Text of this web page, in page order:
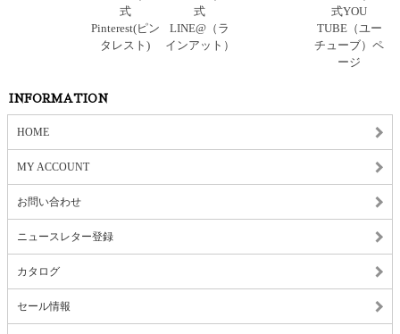
INFORMATION
HOME
MY ACCOUNT
お問い合わせ
ニュースレター登録
カタログ
セール情報